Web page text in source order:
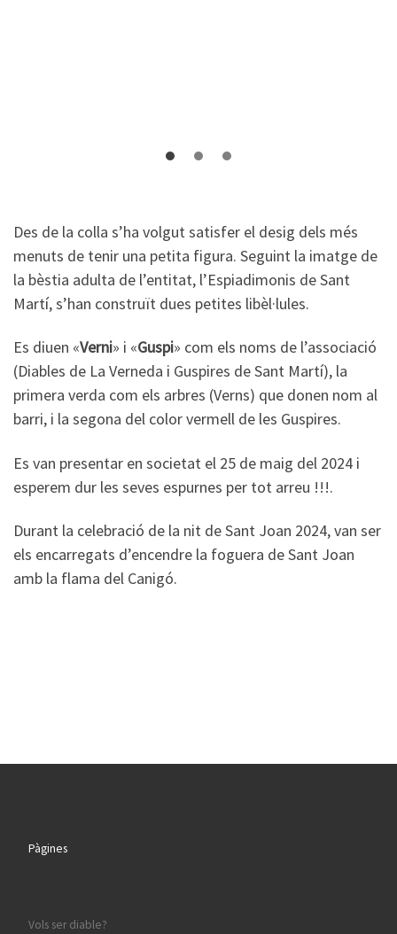
Des de la colla s’ha volgut satisfer el desig dels més
menuts de tenir una petita figura. Seguint la imatge de
la bèstia adulta de l’entitat, l’Espiadimonis de Sant
Martí, s’han construït dues petites libèl·lules.
Es diuen «Verni» i «Guspi» com els noms de l’associació
(Diables de La Verneda i Guspires de Sant Martí), la
primera verda com els arbres (Verns) que donen nom al
barri, i la segona del color vermell de les Guspires.
Es van presentar en societat el 25 de maig del 2024 i
esperem dur les seves espurnes per tot arreu !!!.
Durant la celebració de la nit de Sant Joan 2024, van ser
els encarregats d’encendre la foguera de Sant Joan
amb la flama del Canigó.
Pàgines
Vols ser diable?